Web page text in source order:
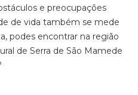
e preocupações
de vida também se mede
podes encontrar na região
de Serra de São Mamede